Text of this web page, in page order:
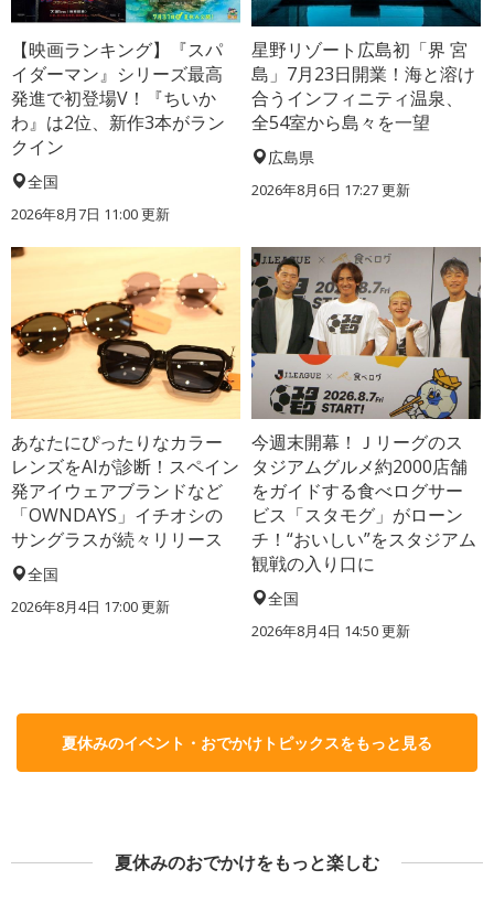
【映画ランキング】『スパ
イダーマン』シリーズ最高
発進で初登場V！『ちいか
わ』は2位、新作3本がラン
クイン
全国
2026年8月7日 11:00更新
星野リゾート広島初「界 宮
島」7月23日開業！海と溶け
合うインフィニティ温泉、
全54室から島々を一望
広島県
2026年8月6日 17:27更新
あなたにぴったりなカラー
レンズをAIが診断！スペイン
発アイウェアブランドなど
「OWNDAYS」イチオシの
サングラスが続々リリース
全国
2026年8月4日 17:00更新
今週末開幕！Ｊリーグのス
タジアムグルメ約2000店舗
をガイドする食べログサー
ビス「スタモグ」がローン
チ！“おいしい”をスタジアム
観戦の入り口に
全国
2026年8月4日 14:50更新
夏休みのイベント・おでかけトピックスをもっと見る
夏休みのおでかけをもっと楽しむ